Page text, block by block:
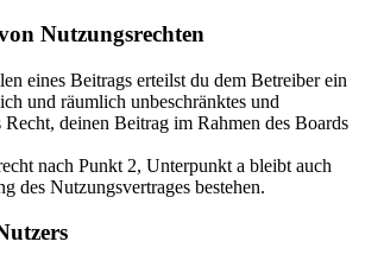
Nutzungsrechten
eines Beitrags erteilst du dem Betreiber ein
und räumlich unbeschränktes und
Recht, deinen Beitrag im Rahmen des Boards
nach Punkt 2, Unterpunkt a bleibt auch
des Nutzungsvertrages bestehen.